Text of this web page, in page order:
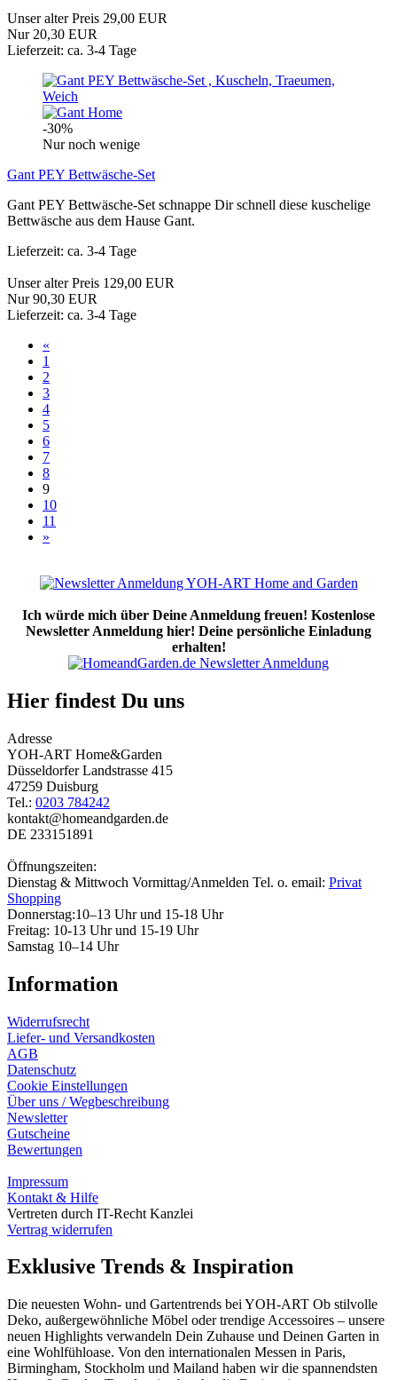
Unser alter Preis 29,00 EUR
Nur 20,30 EUR
Lieferzeit: ca. 3-4 Tage
-30%
Nur noch wenige
Gant PEY Bettwäsche-Set
Gant PEY Bettwäsche-Set schnappe Dir schnell diese kuschelige
Bettwäsche aus dem Hause Gant.
Lieferzeit: ca. 3-4 Tage
Unser alter Preis 129,00 EUR
Nur 90,30 EUR
Lieferzeit: ca. 3-4 Tage
«
1
2
3
4
5
6
7
8
9
10
11
»
Ich würde mich über Deine Anmeldung freuen! Kostenlose
Newsletter Anmeldung hier! Deine persönliche Einladung
erhalten!
Hier findest Du uns
Adresse
YOH-ART Home&Garden
Düsseldorfer Landstrasse 415
47259 Duisburg
Tel.: 0203 784242
kontakt@homeandgarden.de
DE 233151891
Öffnungszeiten:
Dienstag & Mittwoch Vormittag/Anmelden Tel. o. email: Privat
Shopping
Donnerstag:10–13 Uhr und 15-18 Uhr
Freitag: 10-13 Uhr und 15-19 Uhr
Samstag 10–14 Uhr
Information
Widerrufsrecht
Liefer- und Versandkosten
AGB
Datenschutz
Cookie Einstellungen
Über uns / Wegbeschreibung
Newsletter
Gutscheine
Bewertungen
Impressum
Kontakt & Hilfe
Vertreten durch IT-Recht Kanzlei
Vertrag widerrufen
Exklusive Trends & Inspiration
Die neuesten Wohn- und Gartentrends bei YOH‑ART Ob stilvolle
Deko, außergewöhnliche Möbel oder trendige Accessoires – unsere
neuen Highlights verwandeln Dein Zuhause und Deinen Garten in
eine Wohlfühloase. Von den internationalen Messen in Paris,
Birmingham, Stockholm und Mailand haben wir die spannendsten